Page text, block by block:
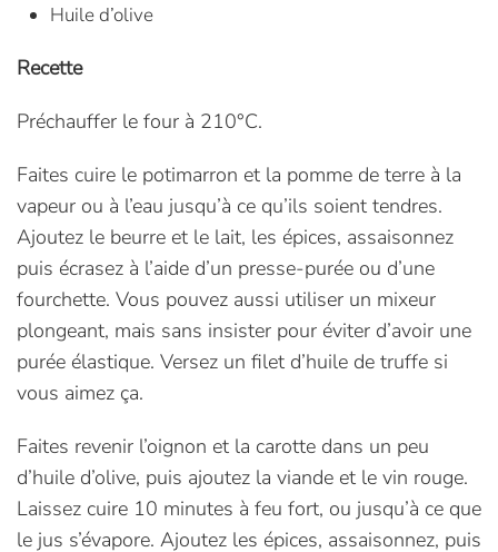
Huile d’olive
Recette
Préchauffer le four à 210°C.
Faites cuire le potimarron et la pomme de terre à la
vapeur ou à l’eau jusqu’à ce qu’ils soient tendres.
Ajoutez le beurre et le lait, les épices, assaisonnez
puis écrasez à l’aide d’un presse-purée ou d’une
fourchette. Vous pouvez aussi utiliser un mixeur
plongeant, mais sans insister pour éviter d’avoir une
purée élastique. Versez un filet d’huile de truffe si
vous aimez ça.
Faites revenir l’oignon et la carotte dans un peu
d’huile d’olive, puis ajoutez la viande et le vin rouge.
Laissez cuire 10 minutes à feu fort, ou jusqu’à ce que
le jus s’évapore. Ajoutez les épices, assaisonnez, puis